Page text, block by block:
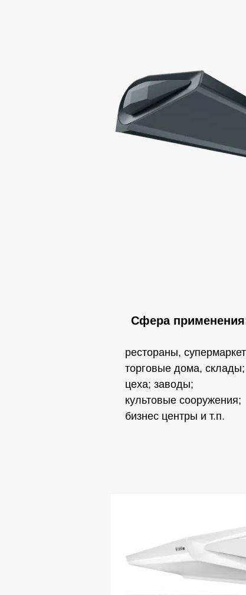
Сфера
рестораны,
торговые дома, склады;
цеха; заводы;
культовые сооружения;
бизнес центры и т.п.